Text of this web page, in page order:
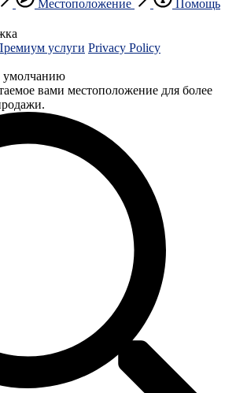
Местоположение Помощь
услуги Privacy Policy
умолчанию
вами местоположение для более